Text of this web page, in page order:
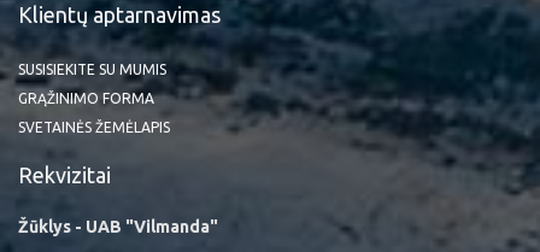
Klientų aptarnavimas
SUSISIEKITE SU MUMIS
GRĄŽINIMO FORMA
SVETAINĖS ŽEMĖLAPIS
Rekvizitai
Žūklys - UAB "Vilmanda"